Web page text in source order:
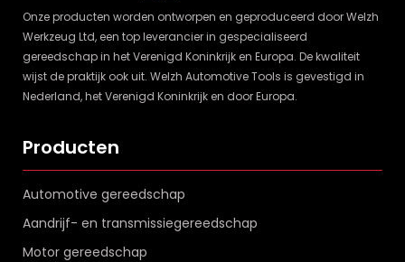
Onze producten worden ontworpen en geproduceerd door Welzh
Werkzeug Ltd, een top leverancier in gespecialiseerd
gereedschap in het Verenigd Koninkrijk en Europa. De kwaliteit
wijst de praktijk ook uit. Welzh Automotive Tools is gevestigd in
Nederland, het Verenigd Koninkrijk en door Europa.
Producten
Automotive gereedschap
Aandrijf- en transmissiegereedschap
Motor gereedschap